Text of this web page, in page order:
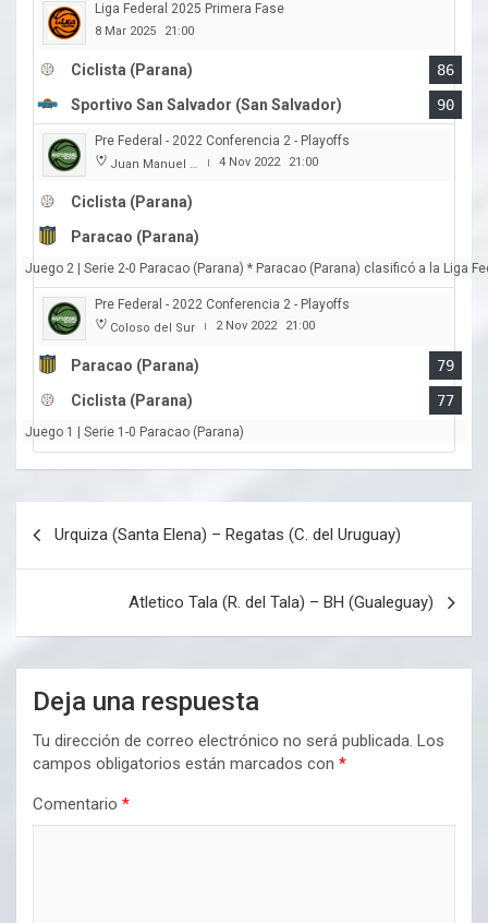
Liga Federal 2025 Primera Fase
8 Mar 2025 21:00
Ciclista (Parana)
86
Sportivo San Salvador (San Salvador)
90
Pre Federal - 2022 Conferencia 2 - Playoffs
Juan Manuel A. Baglietto | 4 Nov 2022 21:00
Ciclista (Parana)
Paracao (Parana)
Juego 2 | Serie 2-0 Paracao (Parana) * Paracao (Parana) clasificó a la Liga
Pre Federal - 2022 Conferencia 2 - Playoffs
Coloso del Sur | 2 Nov 2022 21:00
Paracao (Parana)
79
Ciclista (Parana)
77
Juego 1 | Serie 1-0 Paracao (Parana)
Urquiza (Santa Elena) – Regatas (C. del Uruguay)
Atletico Tala (R. del Tala) – BH (Gualeguay)
Deja una respuesta
Tu dirección de correo electrónico no será publicada. Los
campos obligatorios están marcados con *
Comentario *